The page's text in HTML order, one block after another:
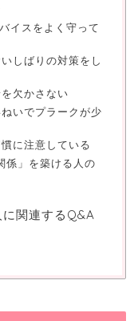
イスをよく守って
しばりの対策をし
欠かさない
いでプラークが少
に注意している
係」を築ける人の
関連するQ&A